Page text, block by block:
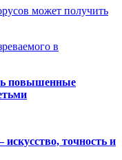
может получить
в
повышенные
точность и